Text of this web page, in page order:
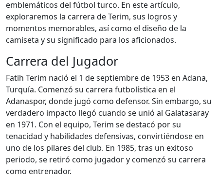
emblemáticos del fútbol turco. En este artículo,
exploraremos la carrera de Terim, sus logros y
momentos memorables, así como el diseño de la
camiseta y su significado para los aficionados.
Carrera del Jugador
Fatih Terim nació el 1 de septiembre de 1953 en Adana,
Turquía. Comenzó su carrera futbolística en el
Adanaspor, donde jugó como defensor. Sin embargo, su
verdadero impacto llegó cuando se unió al Galatasaray
en 1971. Con el equipo, Terim se destacó por su
tenacidad y habilidades defensivas, convirtiéndose en
uno de los pilares del club. En 1985, tras un exitoso
periodo, se retiró como jugador y comenzó su carrera
como entrenador.